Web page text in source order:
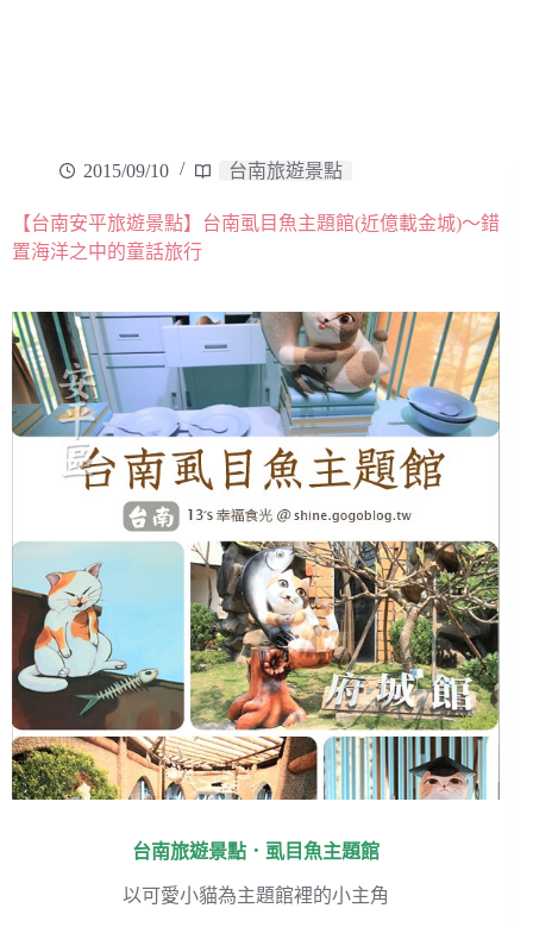
2015/09/10 台南旅遊景點
【台南安平旅遊景點】台南虱目魚主題館(近億載金城)～錯
置海洋之中的童話旅行
台南旅遊景點．虱目魚主題館
以可愛小貓為主題館裡的小主角